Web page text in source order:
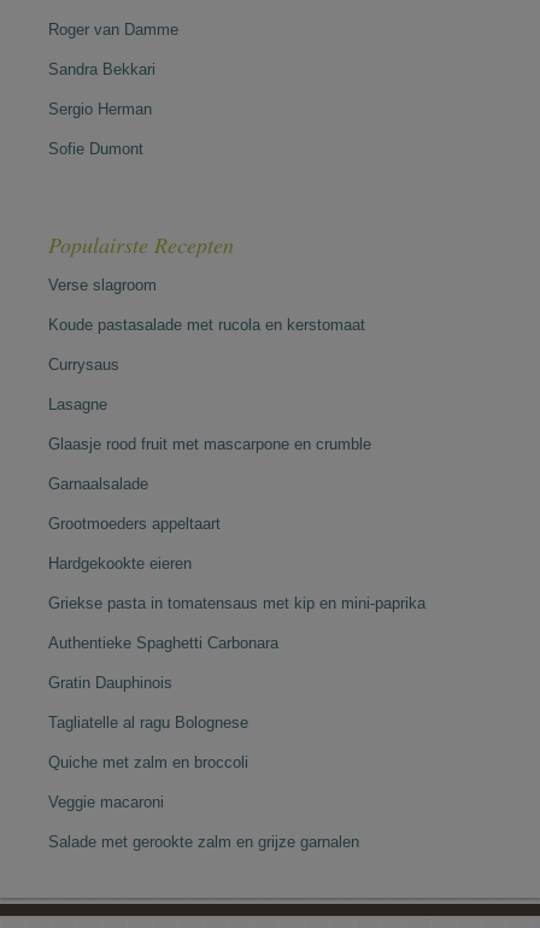
Roger van Damme
Sandra Bekkari
Sergio Herman
Sofie Dumont
Populairste Recepten
Verse slagroom
Koude pastasalade met rucola en kerstomaat
Currysaus
Lasagne
Glaasje rood fruit met mascarpone en crumble
Garnaalsalade
Grootmoeders appeltaart
Hardgekookte eieren
Griekse pasta in tomatensaus met kip en mini-paprika
Authentieke Spaghetti Carbonara
Gratin Dauphinois
Tagliatelle al ragu Bolognese
Quiche met zalm en broccoli
Veggie macaroni
Salade met gerookte zalm en grijze garnalen